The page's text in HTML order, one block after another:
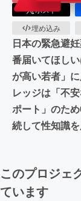
ポスト
埋め込み
日本の緊急避
番届いてほし
が高い若者」
レッジは「不
ポート」のた
続して性知識
このプロジェ
ています